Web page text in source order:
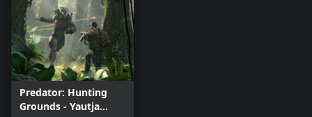
Predator: Hunting
Grounds - Yautja